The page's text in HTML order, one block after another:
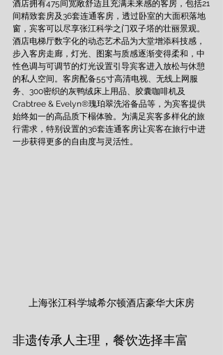
酒店拥有475间宽敞舒适且充满未来感的客房，包括21
间精致套房及36套连通客房，透过卧室的大面积落地
窗，宾客可以尽享张江科学之门双子塔的壮丽景观。
酒店电梯厅数字化的动态艺术品为大堂增添科技感，
步入客房走廊，灯光、图案与质感逐渐变得柔和，中
性色调与可调节的灯光设置引导宾客进入放松与休憩
的私人空间。客房配备55寸高清电视、无线上网服
务、300密织的灰鸭绒床上用品、胶囊咖啡机及
Crabtree & Evelyn®瑰珀翠洗浴备品等，为宾客提供
始终如一的高品质下榻体验。为满足宾客多样化的旅
行需求，特别设置的36套连通客房让宾客在旅行中进
一步获得更多的自由度与灵活性。
上海张江科学城希尔顿酒店豪华大床房
非遗传承人主理，餐饮选择丰富